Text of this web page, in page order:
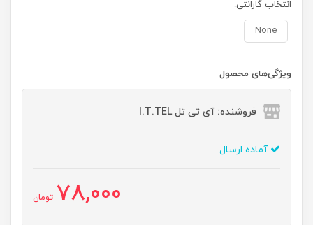
انتخاب گارانتی:
None
ویژگی‌های محصول
فروشنده: آی تی تل I.T.TEL
آماده ارسال
78,000 تومان